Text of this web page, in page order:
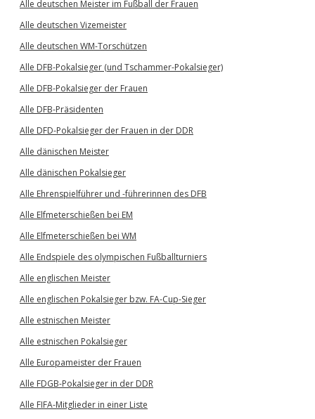
Alle deutschen Meister im Fußball der Frauen
Alle deutschen Vizemeister
Alle deutschen WM-Torschützen
Alle DFB-Pokalsieger (und Tschammer-Pokalsieger)
Alle DFB-Pokalsieger der Frauen
Alle DFB-Präsidenten
Alle DFD-Pokalsieger der Frauen in der DDR
Alle dänischen Meister
Alle dänischen Pokalsieger
Alle Ehrenspielführer und -führerinnen des DFB
Alle Elfmeterschießen bei EM
Alle Elfmeterschießen bei WM
Alle Endspiele des olympischen Fußballturniers
Alle englischen Meister
Alle englischen Pokalsieger bzw. FA-Cup-Sieger
Alle estnischen Meister
Alle estnischen Pokalsieger
Alle Europameister der Frauen
Alle FDGB-Pokalsieger in der DDR
Alle FIFA-Mitglieder in einer Liste